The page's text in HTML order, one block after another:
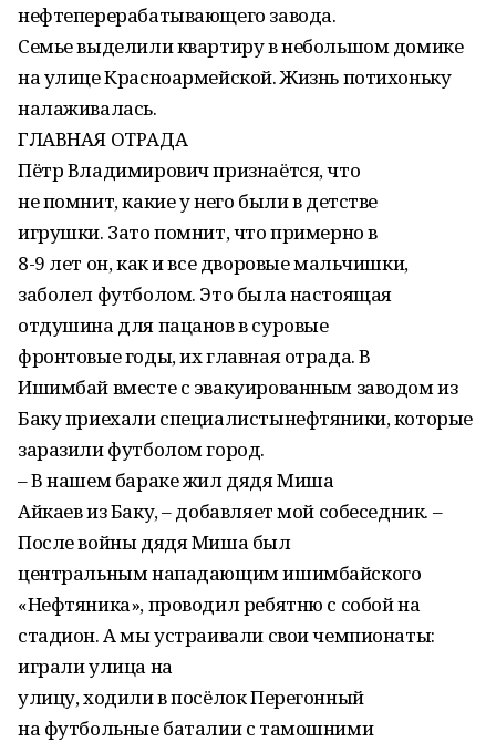
нефтеперерабатывающего завода.
Семье выделили квартиру в небольшом домике
на улице Красноармейской. Жизнь потихоньку
налаживалась.
ГЛАВНАЯ ОТРАДА
Пётр Владимирович признаётся, что
не помнит, какие у него были в детстве
игрушки. Зато помнит, что примерно в
8-9 лет он, как и все дворовые мальчишки,
заболел футболом. Это была настоящая
отдушина для пацанов в суровые
фронтовые годы, их главная отрада. В
Ишимбай вместе с эвакуированным заводом из
Баку приехали специалистынефтяники, которые
заразили футболом город.
– В нашем бараке жил дядя Миша
Айкаев из Баку, – добавляет мой собеседник. –
После войны дядя Миша был
центральным нападающим ишимбайского
«Нефтяника», проводил ребятню с собой на
стадион. А мы устраивали свои чемпионаты:
играли улица на
улицу, ходили в посёлок Перегонный
на футбольные баталии с тамошними